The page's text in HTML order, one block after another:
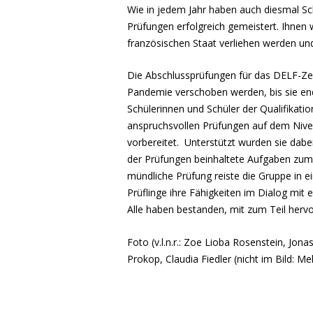
Wie in jedem Jahr haben auch diesmal
Prüfungen erfolgreich gemeistert.
französischen Staat verliehen werden
Die Abschlussprüfungen für das DELF-
Pandemie verschoben werden, bis sie
Schülerinnen und Schüler der
anspruchsvollen Prüfungen auf dem
vorbereitet. Unterstützt wurden sie
der Prüfungen beinhaltete Aufgaben
mündliche Prüfung reiste die Gruppe in
Prüflinge ihre Fähigkeiten im Dialog mit
Alle haben bestanden, mit zum Teil
Foto (v.l.n.r.: Zoe Lioba Rosenstein,
Prokop, Claudia Fiedler (nicht im Bild: